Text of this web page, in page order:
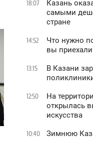
18:07
Казань
самыми
стране
14:52
Что нужно
вы
13:15
В Казани
12:50
На
открылась
искусства
10:40 Зимнюю